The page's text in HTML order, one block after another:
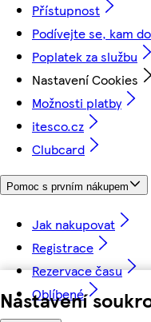
Nastavení
Přístupnost
Podívejte se, kam
Poplatek za službu
Nastavení Cookies
Možnosti platby
itesco.cz
Clubcard
Pomoc s prvním nákupem
Jak nakupovat
Registrace
Rezervace času
Oblíbené